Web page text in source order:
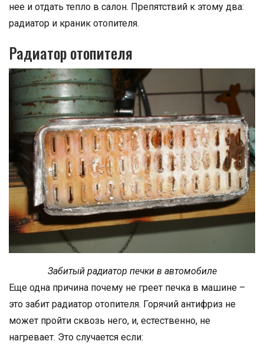
нее и отдать тепло в салон. Препятствий к этому два:
радиатор и краник отопителя.
Радиатор отопителя
Забитый радиатор печки в автомобиле
Еще одна причина почему не греет печка в машине –
это забит радиатор отопителя. Горячий антифриз не
может пройти сквозь него, и, естественно, не
нагревает. Это случается если: